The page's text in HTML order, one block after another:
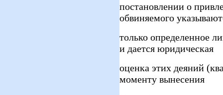
постановлении о
обвиняемого
только определенное
и дается юридическая
оценка этих деяний
моменту вынесения